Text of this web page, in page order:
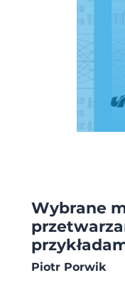
Wybrane
Piotr Porwik